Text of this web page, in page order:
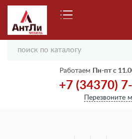
Работаем Пн-пт с
+7 (34370)
Перезвоните